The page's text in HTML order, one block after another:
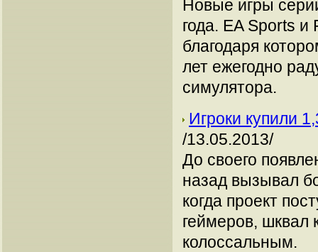
Новые игры
года. EA Sports
благодаря
лет ежегодно
симулятора.
Игроки купили
/13.05.2013/
До своего
назад вызывал
когда проект
геймеров, шквал
колоссальным.